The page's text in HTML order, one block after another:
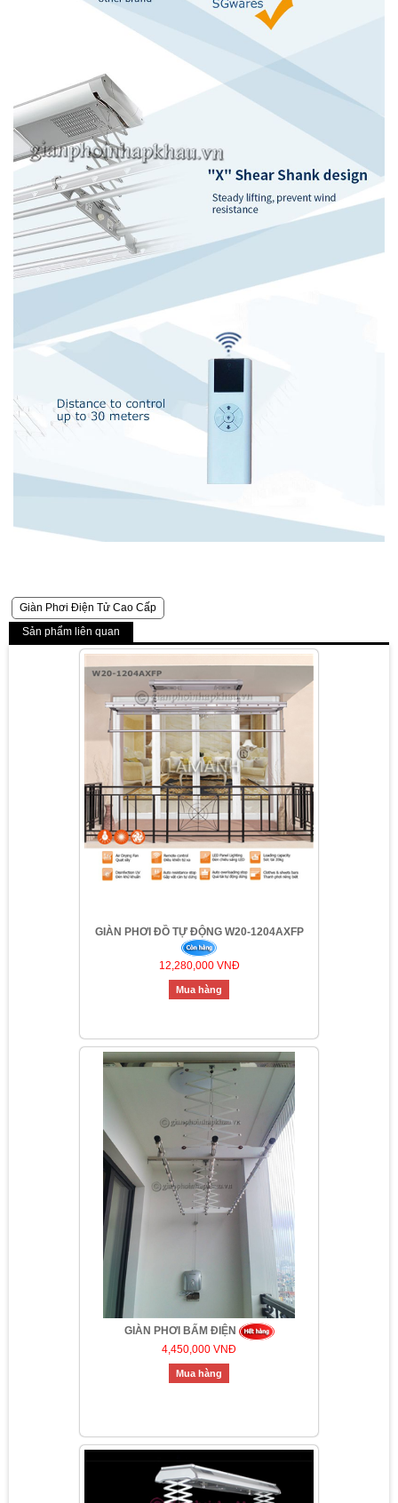
Giàn Phơi Điện Tử Cao Cấp
Sản phẩm liên quan
GIÀN PHƠI ĐỒ TỰ ĐỘNG W20-1204AXFP
12,280,000 VNĐ
Mua hàng
GIÀN PHƠI BẤM ĐIỆN
4,450,000 VNĐ
Mua hàng